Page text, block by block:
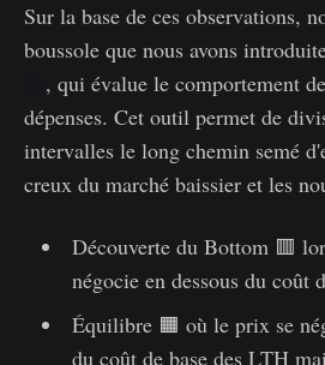
Sur la base de ces observations,
boussole que nous avons
, qui évalue le comportement
dépenses. Cet outil permet de
intervalles le long chemin semé
creux du marché baissier et les
Découverte du Bottom 🟥
négocie en dessous du coût
Équilibre 🟧 où le prix se
du coût de base des LTH